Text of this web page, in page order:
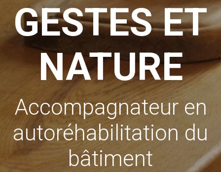
GESTES ET
NATURE
Accompagnateur en
autoréhabilitation du
bâtiment